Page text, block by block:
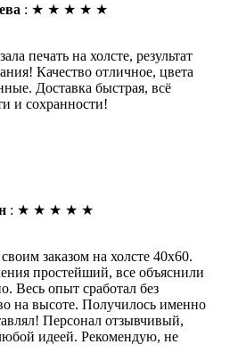
: ★ ★ ★ ★ ★
печать на холсте, результат
Качество отличное, цвета
Доставка быстрая, всё
и сохранности!
: ★ ★ ★ ★ ★
заказом на холсте 40х60.
простейший, все объяснили
Весь опыт сработал без
на высоте. Получилось именно
Персонал отзывчивый,
идеей. Рекомендую, не